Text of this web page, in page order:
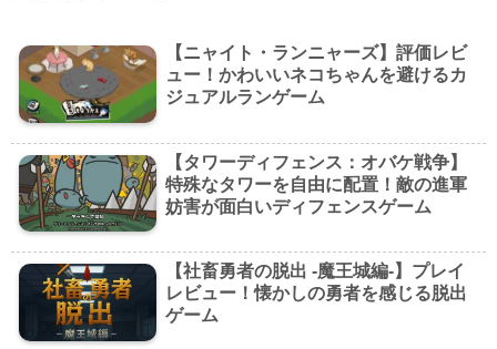
【ニャイト・ランニャーズ】評価レビ
ュー！かわいいネコちゃんを避けるカ
ジュアルランゲーム
【タワーディフェンス：オバケ戦争】
特殊なタワーを自由に配置！敵の進軍
妨害が面白いディフェンスゲーム
【社畜勇者の脱出 -魔王城編-】プレイ
レビュー！懐かしの勇者を感じる脱出
ゲーム